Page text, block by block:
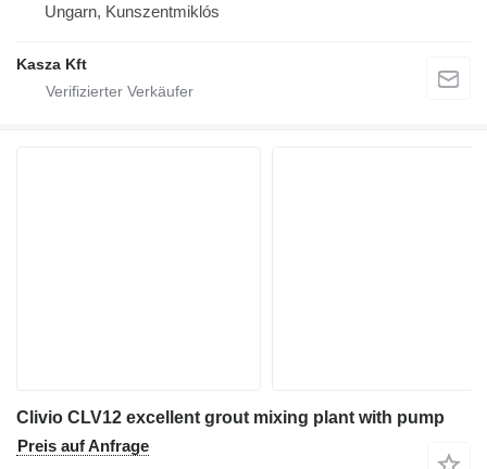
Ungarn, Kunszentmiklós
Kasza Kft
Clivio CLV12 excellent grout mixing plant with pump
Preis auf Anfrage